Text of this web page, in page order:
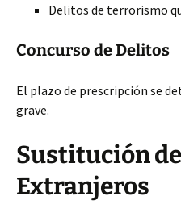
Delitos de terrorismo
Concurso de Delitos
El plazo de prescripción se
grave.
Sustitución
Extranjeros